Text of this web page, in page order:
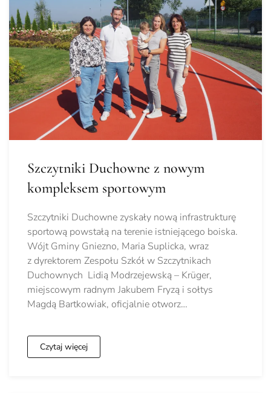
Szczytniki Duchowne z nowym
kompleksem sportowym
Szczytniki Duchowne zyskały nową infrastrukturę
sportową powstałą na terenie istniejącego boiska.
Wójt Gminy Gniezno, Maria Suplicka, wraz
z dyrektorem Zespołu Szkół w Szczytnikach
Duchownych Lidią Modrzejewską – Krüger,
miejscowym radnym Jakubem Fryzą i sołtys
Magdą Bartkowiak, oficjalnie otworz…
Czytaj więcej